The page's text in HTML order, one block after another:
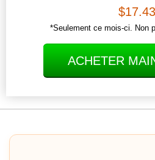
$17.43
*Seulement ce mois-ci. Non
ACHETER